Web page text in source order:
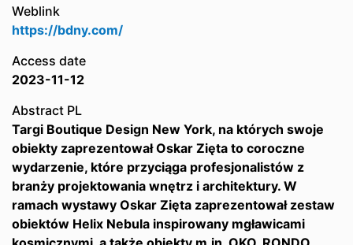
Weblink
https://bdny.com/
Access date
2023-11-12
Abstract PL
Targi Boutique Design New York, na których swoje
obiekty zaprezentował Oskar Zięta to coroczne
wydarzenie, które przyciąga profesjonalistów z
branży projektowania wnętrz i architektury. W
ramach wystawy Oskar Zięta zaprezentował zestaw
obiektów Helix Nebula inspirowany mgławicami